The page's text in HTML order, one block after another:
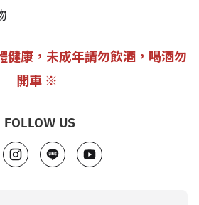
康，未成年請勿飲酒，喝酒勿
開車 ※
FOLLOW US